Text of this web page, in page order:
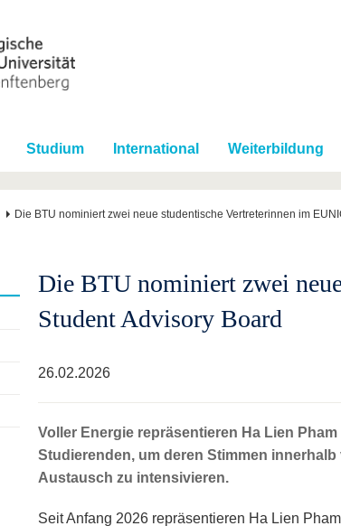
Studium International Weiterbildung
Die BTU nominiert zwei neue studentische Vertreterinnen im
Die BTU nominiert zwei
Student Advisory Board
26.02.2026
Voller Energie repräsentieren Ha Lien
Studierenden, um deren Stimmen
Austausch zu intensivieren.
Seit Anfang 2026 repräsentieren Ha Lien